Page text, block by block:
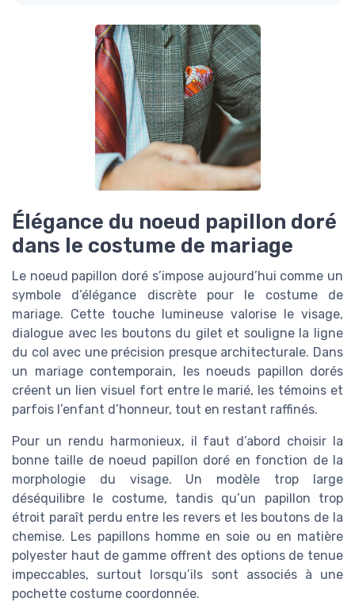
Élégance du noeud papillon doré
dans le costume de mariage
Le noeud papillon doré s’impose aujourd’hui comme un
symbole d’élégance discrète pour le costume de
mariage. Cette touche lumineuse valorise le visage,
dialogue avec les boutons du gilet et souligne la ligne
du col avec une précision presque architecturale. Dans
un mariage contemporain, les noeuds papillon dorés
créent un lien visuel fort entre le marié, les témoins et
parfois l’enfant d’honneur, tout en restant raffinés.
Pour un rendu harmonieux, il faut d’abord choisir la
bonne taille de noeud papillon doré en fonction de la
morphologie du visage. Un modèle trop large
déséquilibre le costume, tandis qu’un papillon trop
étroit paraît perdu entre les revers et les boutons de la
chemise. Les papillons homme en soie ou en matière
polyester haut de gamme offrent des options de tenue
impeccables, surtout lorsqu’ils sont associés à une
pochette costume coordonnée.